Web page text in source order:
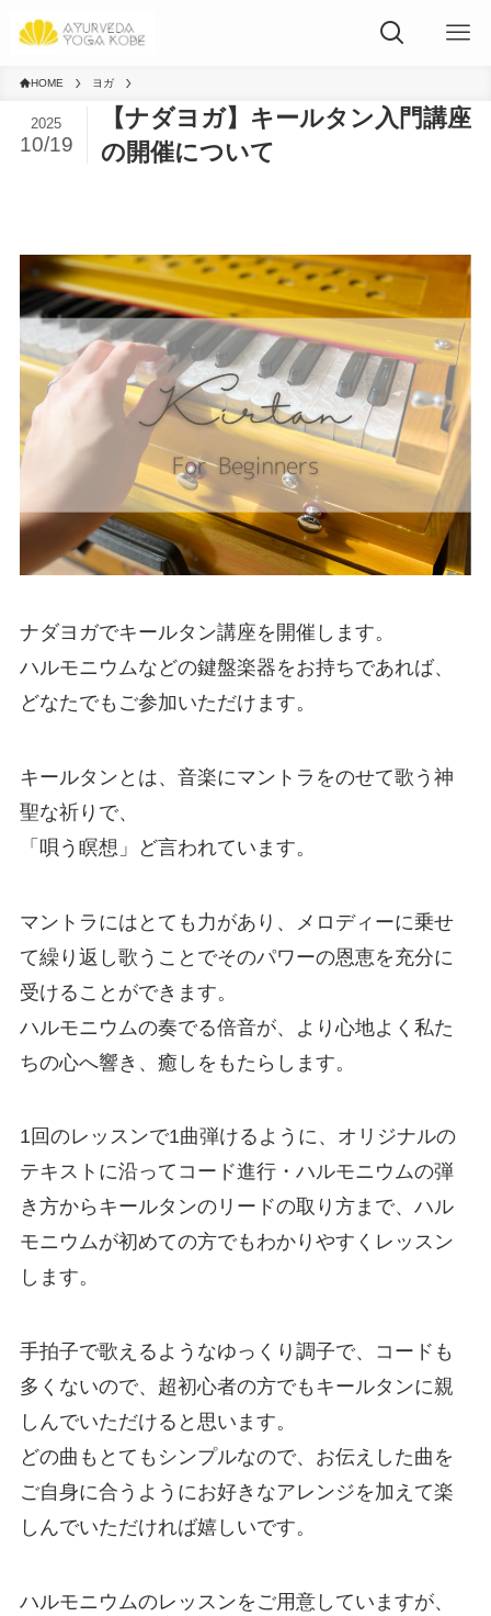
HOME ヨガ
【ナダヨガ】キールタン入門講座
の開催について
2025
10/19
ナダヨガでキールタン講座を開催します。
ハルモニウムなどの鍵盤楽器をお持ちであれば、
どなたでもご参加いただけます。
キールタンとは、音楽にマントラをのせて歌う神
聖な祈りで、
「唄う瞑想」ど言われています。
マントラにはとても力があり、メロディーに乗せ
て繰り返し歌うことでそのパワーの恩恵を充分に
受けることができます。
ハルモニウムの奏でる倍音が、より心地よく私た
ちの心へ響き、癒しをもたらします。
1回のレッスンで1曲弾けるように、オリジナルの
テキストに沿ってコード進行・ハルモニウムの弾
き方からキールタンのリードの取り方まで、ハル
モニウムが初めての方でもわかりやすくレッスン
します。
手拍子で歌えるようなゆっくり調子で、コードも
多くないので、超初心者の方でもキールタンに親
しんでいただけると思います。
どの曲もとてもシンプルなので、お伝えした曲を
ご自身に合うようにお好きなアレンジを加えて楽
しんでいただければ嬉しいです。
ハルモニウムのレッスンをご用意していますが、